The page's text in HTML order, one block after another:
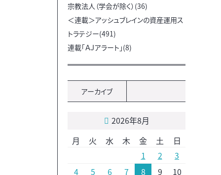
宗教法人（学会が除く）(36)
＜連載＞アッシュブレインの資産運用ス
トラテジー(491)
連載「ＡＪアラート」(8)
アーカイブ
2026年8月
月
火 水 木 金 土
日
1
2
3
4
5 6 7 8 9 10